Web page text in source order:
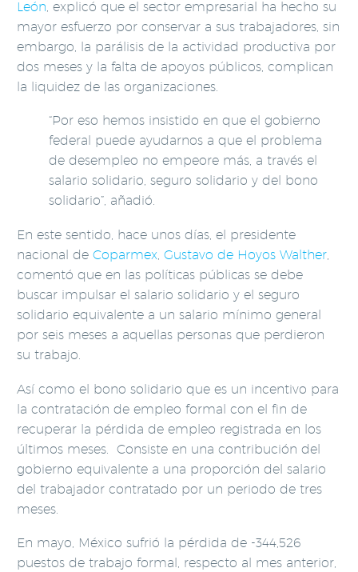
León, explicó que el sector empresarial ha hecho su
mayor esfuerzo por conservar a sus trabajadores, sin
embargo, la parálisis de la actividad productiva por
dos meses y la falta de apoyos públicos, complican
la liquidez de las organizaciones.
“Por eso hemos insistido en que el gobierno
federal puede ayudarnos a que el problema
de desempleo no empeore más, a través el
salario solidario, seguro solidario y del bono
solidario”, añadió.
En este sentido, hace unos días, el presidente
nacional de Coparmex, Gustavo de Hoyos Walther,
comentó que en las políticas públicas se debe
buscar impulsar el salario solidario y el seguro
solidario equivalente a un salario mínimo general
por seis meses a aquellas personas que perdieron
su trabajo.
Así como el bono solidario que es un incentivo para
la contratación de empleo formal con el fin de
recuperar la pérdida de empleo registrada en los
últimos meses. Consiste en una contribución del
gobierno equivalente a una proporción del salario
del trabajador contratado por un periodo de tres
meses.
En mayo, México sufrió la pérdida de -344,526
puestos de trabajo formal, respecto al mes anterior,